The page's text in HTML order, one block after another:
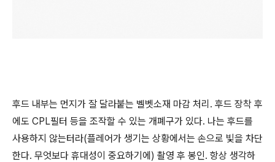
후드 내부는 먼지가 잘 달라붙는 벨벳소재 마감 처리. 후드 장착 후
에도 CPL필터 등을 조작할 수 있는 개폐구가 있다. 나는 후드를
사용하지 않는터라(플레어가 생기는 상황에서는 손으로 빛을 차단
한다. 무엇보다 휴대성이 중요하기에) 촬영 후 봉인. 항상 생각하